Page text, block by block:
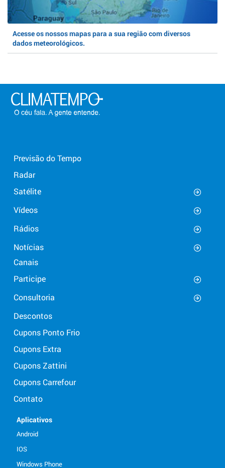
Acesse os nossos mapas para a sua região com diversos
dados meteorológicos.
Previsão do Tempo
Radar
Satélite
Vídeos
Rádios
Notícias
Canais
Participe
Consultoria
Descontos
Cupons Ponto Frio
Cupons Extra
Cupons Zattini
Cupons Carrefour
Contato
Aplicativos
Android
IOS
Windows Phone